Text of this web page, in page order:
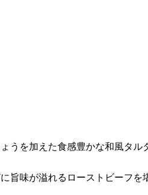
うを加えた食感豊かな和風タル
旨味が溢れるローストビーフを